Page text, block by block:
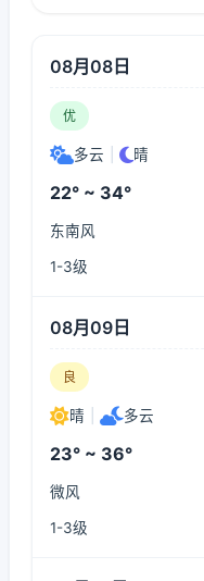
08月08日
优
多云 晴
22° ~ 34°
东南风
1-3级
08月09日
良
晴 多云
23° ~ 36°
微风
1-3级